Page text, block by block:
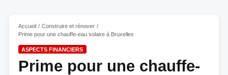
Accueil
Construire et rénover
Prime pour une chauffe-eau solaire à Bruxelles
ASPECTS FINANCIERS
Prime pour une chauffe-